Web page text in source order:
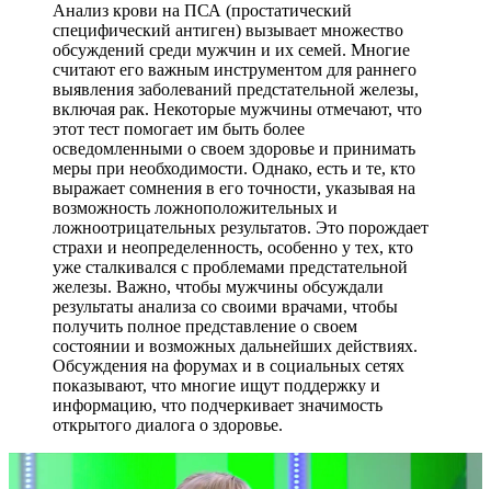
Анализ крови на ПСА (простатический
специфический антиген) вызывает множество
обсуждений среди мужчин и их семей. Многие
считают его важным инструментом для раннего
выявления заболеваний предстательной железы,
включая рак. Некоторые мужчины отмечают, что
этот тест помогает им быть более
осведомленными о своем здоровье и принимать
меры при необходимости. Однако, есть и те, кто
выражает сомнения в его точности, указывая на
возможность ложноположительных и
ложноотрицательных результатов. Это порождает
страхи и неопределенность, особенно у тех, кто
уже сталкивался с проблемами предстательной
железы. Важно, чтобы мужчины обсуждали
результаты анализа со своими врачами, чтобы
получить полное представление о своем
состоянии и возможных дальнейших действиях.
Обсуждения на форумах и в социальных сетях
показывают, что многие ищут поддержку и
информацию, что подчеркивает значимость
открытого диалога о здоровье.